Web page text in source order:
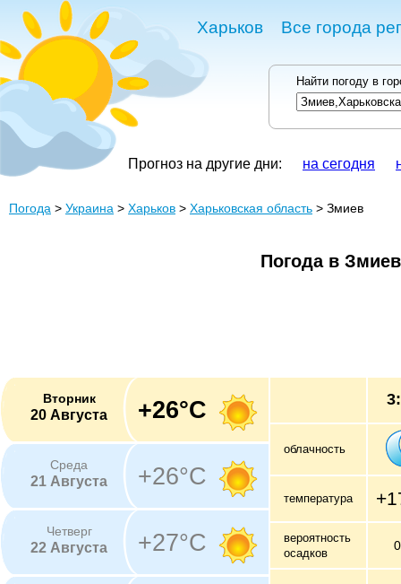
Харьков Все города
Найти погоду в
Прогноз на другие дни: на сегодня
Погода > Украина > Харьков > Харьковская область > Змиев
Погода в
Вторник
20 Августа +26°C
Среда
21 Августа +26°C
Четверг
22 Августа +27°C
облачность
температура
вероятность
осадков